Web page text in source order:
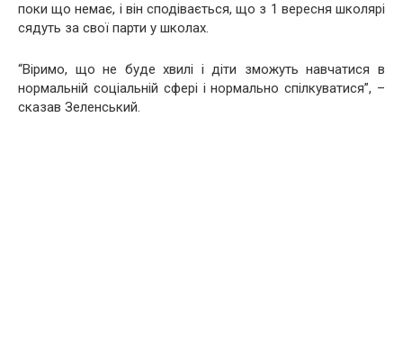
поки що немає, і він сподівається, що з 1 вересня школярі
сядуть за свої парти у школах.
“Віримо, що не буде хвилі і діти зможуть навчатися в
нормальній соціальній сфері і нормально спілкуватися”, –
сказав Зеленський.